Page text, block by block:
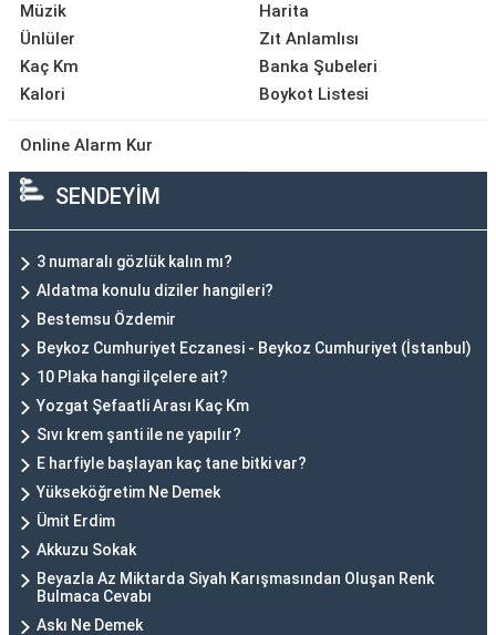
Müzik
Ünlüler
Kaç Km
Kalori
Harita
Zıt Anlamlısı
Banka Şubeleri
Boykot Listesi
Online Alarm Kur
SENDEYİM
3 numaralı gözlük kalın mı?
Aldatma konulu diziler hangileri?
Bestemsu Özdemir
Beykoz Cumhuriyet Eczanesi - Beykoz Cumhuriyet (İstanbul)
10 Plaka hangi ilçelere ait?
Yozgat Şefaatli Arası Kaç Km
Sıvı krem şanti ile ne yapılır?
E harfiyle başlayan kaç tane bitki var?
Yükseköğretim Ne Demek
Ümit Erdim
Akkuzu Sokak
Beyazla Az Miktarda Siyah Karışmasından Oluşan Renk
Bulmaca Cevabı
Askı Ne Demek